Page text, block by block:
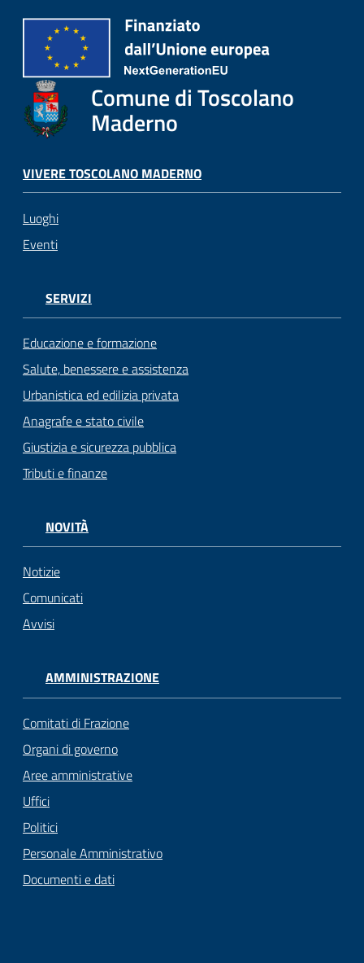
Comune di Toscolano
Maderno
VIVERE TOSCOLANO MADERNO
Luoghi
Eventi
SERVIZI
Educazione e formazione
Salute, benessere e assistenza
Urbanistica ed edilizia privata
Anagrafe e stato civile
Giustizia e sicurezza pubblica
Tributi e finanze
NOVITÀ
Notizie
Comunicati
Avvisi
AMMINISTRAZIONE
Comitati di Frazione
Organi di governo
Aree amministrative
Uffici
Politici
Personale Amministrativo
Documenti e dati